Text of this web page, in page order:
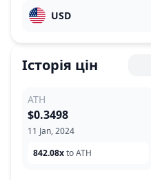
USD
Історія цін
ATH
11 Jan, 2024
$0.3498
842.08xto ATH